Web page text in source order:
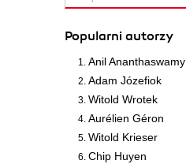
Popularni autorzy
Anil Ananthaswamy
Adam Józefiok
Witold Wrotek
Aurélien Géron
Witold Krieser
Chip Huyen